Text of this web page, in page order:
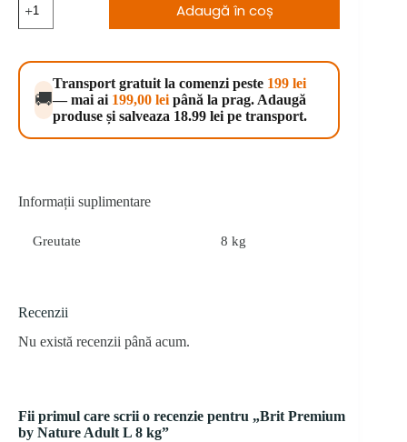
Brit
Premium
Nature
Adult
Adaugă în coș
🚚
Transport gratuit la comenzi peste 199 lei
— mai ai 199,00 lei până la prag. Adaugă
produse și salveaza 18.99 lei pe transport.
Informații suplimentare
Greutate 8 kg
Recenzii
Nu există recenzii până acum.
Fii primul care scrii o recenzie pentru „Brit Premium
by Nature Adult L 8 kg”